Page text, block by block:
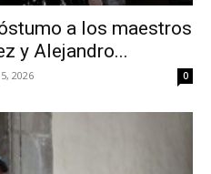
a los maestros
y Alejandro...
2026 0